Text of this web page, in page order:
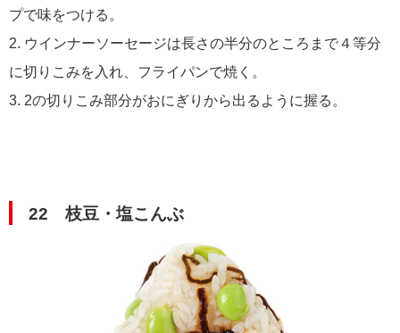
プで味をつける。
2. ウインナーソーセージは長さの半分のところまで４等分
に切りこみを入れ、フライパンで焼く。
3. 2の切りこみ部分がおにぎりから出るように握る。
22 枝豆・塩こんぶ